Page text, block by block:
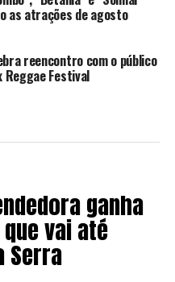
as atrações de agosto
reencontro com o público
Reggae Festival
ganha
vai até
Serra